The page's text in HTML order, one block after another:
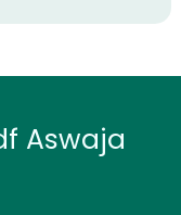
Aswaja